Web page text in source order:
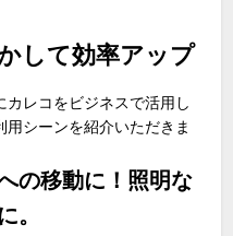
して効率アップ
カレコをビジネスで活用し
シーンを紹介いただきま
の移動に！照明な
。